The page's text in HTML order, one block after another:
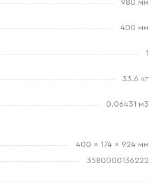
980 мм
400 мм
1
33.6 кг
0.06431 м3
400 x 174 x 924 мм
3580000136222
политикой конфиденциальности